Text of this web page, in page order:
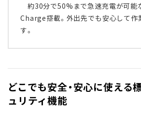
約30分で50%まで急速充電が可能
Charge搭載。外出先でも安心して作
す。
どこでも安全・安心に使える
ュリティ機能